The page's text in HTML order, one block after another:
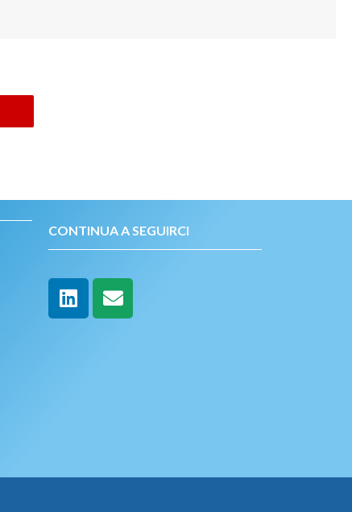
CONTINUA A SEGUIRCI